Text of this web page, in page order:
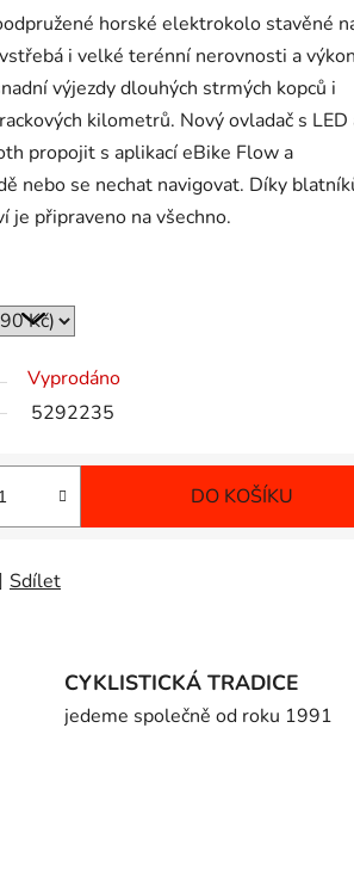
horské elektrokolo stavěné
i velké terénní nerovnosti a
výjezdy dlouhých strmých kopců i
kilometrů. Nový ovladač s LED
propojit s aplikací eBike Flow a
nebo se nechat navigovat. Díky
připraveno na všechno.
Vyprodáno
5292235
DO KOŠÍKU
Sdílet
CYKLISTICKÁ TRADICE
jedeme společně od roku 1991